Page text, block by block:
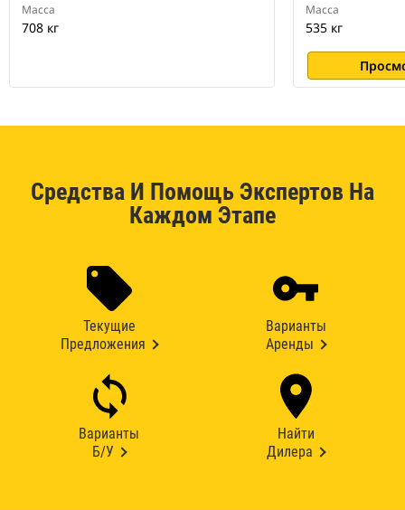
Масса
708 кг
Масса
535 кг
Средства И Помощь Экспертов На
Каждом Этапе
Текущие
Предложения
Варианты
Аренды
Варианты
Б/У
Найти
Дилера